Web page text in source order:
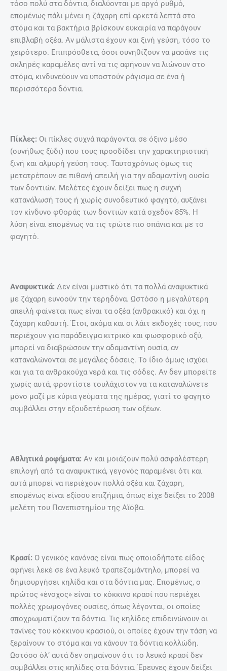
τόσο πολύ στα δόντια, διαλύονται με αργό ρυθμό,
επομένως πάλι μένει η ζάχαρη επί αρκετά λεπτά στο
στόμα και τα βακτήρια βρίσκουν ευκαιρία να παράγουν
επιβλαβή οξέα. Αν μάλιστα έχουν και ξινή γεύση, τόσο το
χειρότερο. Επιπρόσθετα, όσοι συνηθίζουν να μασάνε τις
σκληρές καραμέλες αντί να τις αφήνουν να λιώνουν στο
στόμα, κινδυνεύουν να υποστούν ράγισμα σε ένα ή
περισσότερα δόντια.
Πίκλες: Οι πίκλες συχνά παράγονται σε όξινο μέσο
(συνήθως ξύδι) που τους προσδίδει την χαρακτηριστική
ξινή και αλμυρή γεύση τους. Ταυτοχρόνως όμως τις
μετατρέπουν σε πιθανή απειλή για την αδαμαντίνη ουσία
των δοντιών. Μελέτες έχουν δείξει πως η συχνή
κατανάλωσή τους ή χωρίς συνοδευτικό φαγητό, αυξάνει
τον κίνδυνο φθοράς των δοντιών κατά σχεδόν 85%. Η
λύση είναι επομένως να τις τρώτε πιο σπάνια και με το
φαγητό.
Αναψυκτικά: Δεν είναι μυστικό ότι τα πολλά αναψυκτικά
με ζάχαρη ευνοούν την τερηδόνα. Ωστόσο η μεγαλύτερη
απειλή φαίνεται πως είναι τα οξέα (ανθρακικό) και όχι η
ζάχαρη καθαυτή. Έτσι, ακόμα και οι λάιτ εκδοχές τους, που
περιέχουν για παράδειγμα κιτρικό και φωσφορικό οξύ,
μπορεί να διαβρώσουν την αδαμαντίνη ουσία, αν
καταναλώνονται σε μεγάλες δόσεις. Το ίδιο όμως ισχύει
και για τα ανθρακούχα νερά και τις σόδες. Αν δεν μπορείτε
χωρίς αυτά, φροντίστε τουλάχιστον να τα καταναλώνετε
μόνο μαζί με κύρια γεύματα της ημέρας, γιατί το φαγητό
συμβάλλει στην εξουδετέρωση των οξέων.
Αθλητικά ροφήματα: Αν και μοιάζουν πολύ ασφαλέστερη
επιλογή από τα αναψυκτικά, γεγονός παραμένει ότι και
αυτά μπορεί να περιέχουν πολλά οξέα και ζάχαρη,
επομένως είναι εξίσου επιζήμια, όπως είχε δείξει το 2008
μελέτη του Πανεπιστημίου της Αϊόβα.
Κρασί: Ο γενικός κανόνας είναι πως οποιοδήποτε είδος
αφήνει λεκέ σε ένα λευκό τραπεζομάντηλο, μπορεί να
δημιουργήσει κηλίδα και στα δόντια μας. Επομένως, ο
πρώτος «ένοχος» είναι το κόκκινο κρασί που περιέχει
πολλές χρωμογόνες ουσίες, όπως λέγονται, οι οποίες
αποχρωματίζουν τα δόντια. Τις κηλίδες επιδεινώνουν οι
τανίνες του κόκκινου κρασιού, οι οποίες έχουν την τάση να
ξεραίνουν το στόμα και να κάνουν τα δόντια κολλώδη.
Ωστόσο όλ’ αυτά δεν σημαίνουν ότι το λευκό κρασί δεν
συμβάλλει στις κηλίδες στα δόντια. Έρευνες έχουν δείξει